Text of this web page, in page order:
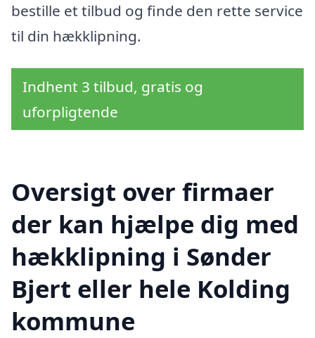
bestille et tilbud og finde den rette service
til din hækklipning.
Indhent 3 tilbud, gratis og
uforpligtende
Oversigt over firmaer
der kan hjælpe dig med
hækklipning i Sønder
Bjert eller hele Kolding
kommune